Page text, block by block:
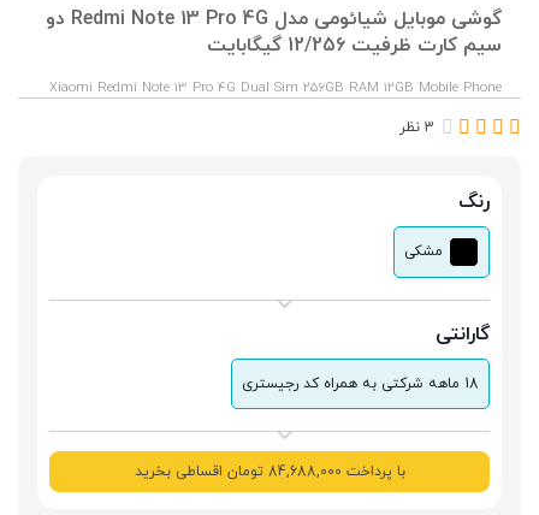
گوشی موبایل شیائومی مدل Redmi Note 13 Pro 4G دو
سیم کارت ظرفیت 12/256 گیگابایت
Xiaomi Redmi Note 13 Pro 4G Dual Sim 256GB RAM 12GB Mobile Phone
3 نظر
رنگ
مشکی
گارانتی
18 ماهه شرکتی به همراه کد رجیستری
با پرداخت 84,688,000 تومان اقساطی بخرید